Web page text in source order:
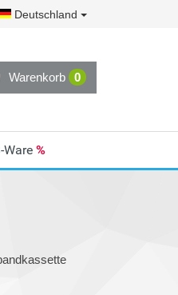
Deutschland
Warenkorb 0
Ware %